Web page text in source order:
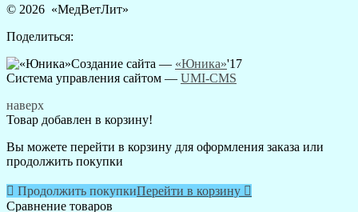
© 2026 «МедВетЛит»
Поделиться:
Создание сайта — «Юника»'17
Система управления сайтом — UMI-CMS
наверх
Товар добавлен в корзину!
Вы можете перейти в корзину для оформления заказа или
продолжить покупки
 Продолжить покупкиПерейти в корзину 
Сравнение товаров